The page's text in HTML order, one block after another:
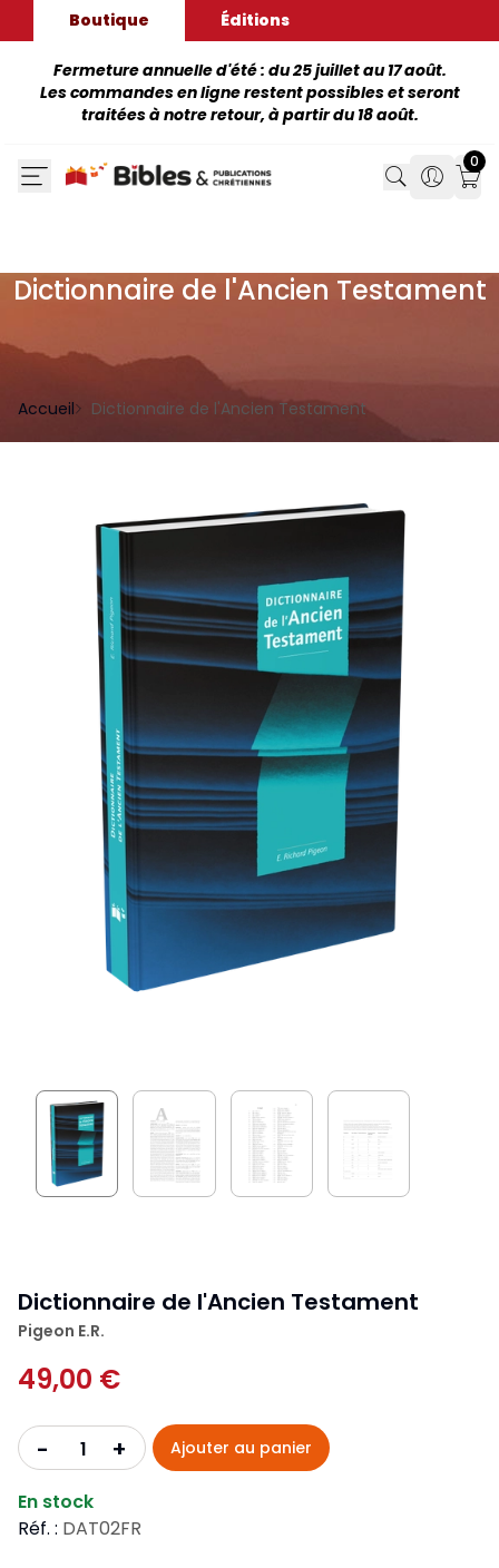
Boutique Éditions
Fermeture annuelle d'été : du 25 juillet au 17 août.
Les commandes en ligne restent possibles et seront
traitées à notre retour, à partir du 18 août.
Search
Search
0
Dictionnaire de l'Ancien Testament
Accueil Dictionnaire de l'Ancien Testament
Dictionnaire de l'Ancien Testament
Pigeon E.R.
49,00 €
- + Ajouter au panier
En stock
Réf. : DAT02FR